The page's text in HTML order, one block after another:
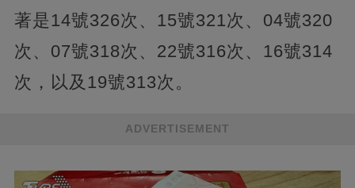
著是14號326次、15號321次、04號320
次、07號318次、22號316次、16號314
次，以及19號313次。
ADVERTISEMENT